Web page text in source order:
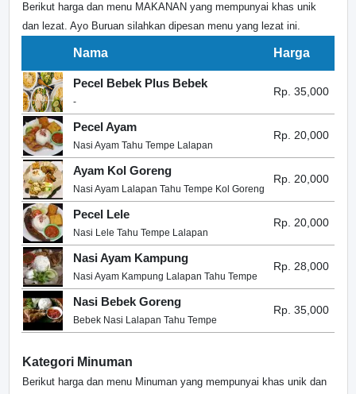
Berikut harga dan menu MAKANAN yang mempunyai khas unik
dan lezat. Ayo Buruan silahkan dipesan menu yang lezat ini.
Nama Harga
Pecel Bebek Plus Bebek
-
Rp. 35,000
Pecel Ayam
Nasi Ayam Tahu Tempe Lalapan
Rp. 20,000
Ayam Kol Goreng
Nasi Ayam Lalapan Tahu Tempe Kol Goreng
Rp. 20,000
Pecel Lele
Nasi Lele Tahu Tempe Lalapan
Rp. 20,000
Nasi Ayam Kampung
Nasi Ayam Kampung Lalapan Tahu Tempe
Rp. 28,000
Nasi Bebek Goreng
Bebek Nasi Lalapan Tahu Tempe
Rp. 35,000
Kategori Minuman
Berikut harga dan menu Minuman yang mempunyai khas unik dan